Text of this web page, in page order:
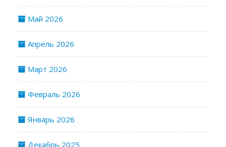
Май 2026
Апрель 2026
Март 2026
Февраль 2026
Январь 2026
Декабрь 2025